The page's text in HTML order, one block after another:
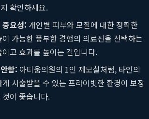
확인하세요.
요성: 개인별 피부와 모질에 대한 정확한
가능한 풍부한 경험의 의료진을 선택하는
고 효과를 높이는 길입니다.
함: 아티움의원의 1인 제모실처럼, 타인의
시술받을 수 있는 프라이빗한 환경이 보장
이 좋습니다.